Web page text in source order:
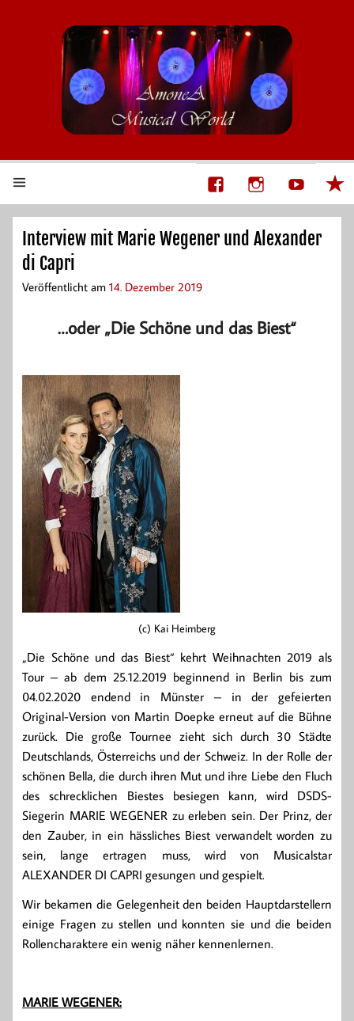
Interview mit Marie Wegener und Alexander
di Capri
Veröffentlicht am 14. Dezember 2019
…oder „Die Schöne und das Biest“
(c) Kai Heimberg
„Die Schöne und das Biest“ kehrt Weihnachten 2019 als
Tour – ab dem 25.12.2019 beginnend in Berlin bis zum
04.02.2020 endend in Münster – in der gefeierten
Original-Version von Martin Doepke erneut auf die Bühne
zurück. Die große Tournee zieht sich durch 30 Städte
Deutschlands, Österreichs und der Schweiz. In der Rolle der
schönen Bella, die durch ihren Mut und ihre Liebe den Fluch
des schrecklichen Biestes besiegen kann, wird DSDS-
Siegerin MARIE WEGENER zu erleben sein. Der Prinz, der
den Zauber, in ein hässliches Biest verwandelt worden zu
sein, lange ertragen muss, wird von Musicalstar
ALEXANDER DI CAPRI gesungen und gespielt.
Wir bekamen die Gelegenheit den beiden Hauptdarstellern
einige Fragen zu stellen und konnten sie und die beiden
Rollencharaktere ein wenig näher kennenlernen.
MARIE WEGENER: